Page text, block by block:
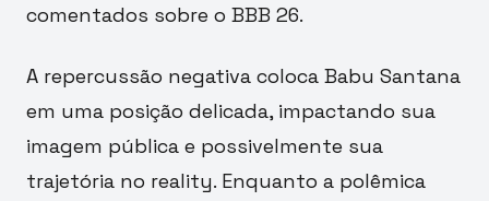
comentados sobre o BBB 26.
A repercussão negativa coloca Babu Santana
em uma posição delicada, impactando sua
imagem pública e possivelmente sua
trajetória no reality. Enquanto a polêmica